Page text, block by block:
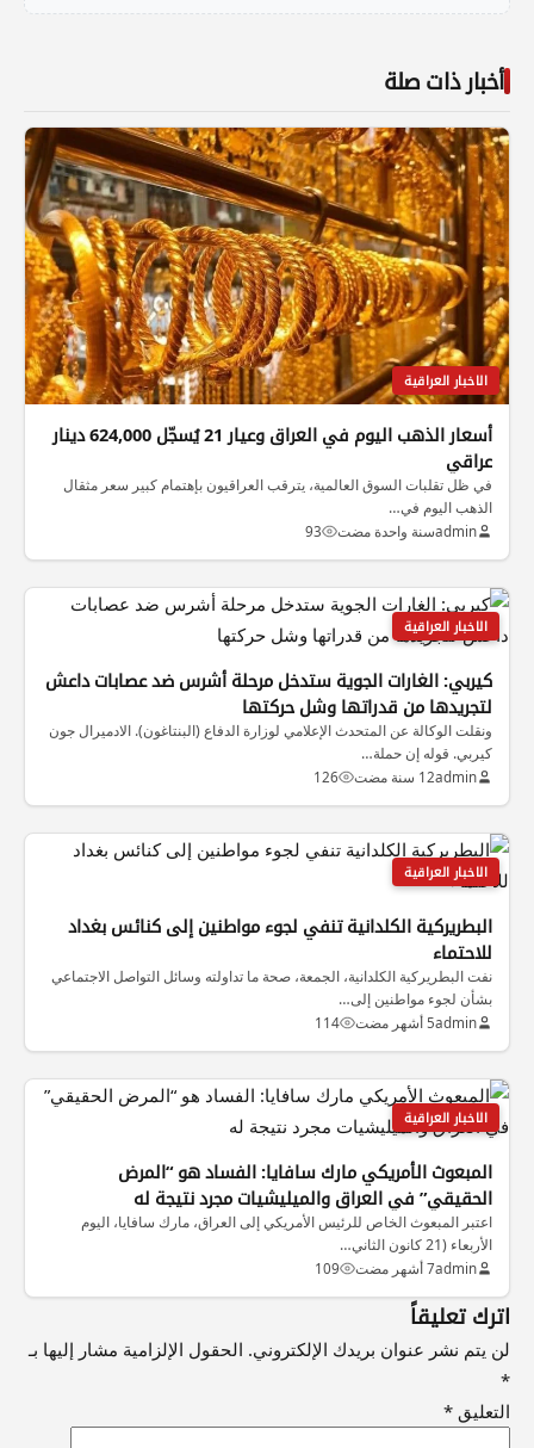
أخبار ذات صلة
الاخبار العراقية
أسعار الذهب اليوم في العراق وعيار 21 يُسجّل 624,000 دينار
عراقي
في ظل تقلبات السوق العالمية، يترقب العراقيون بإهتمام كبير سعر مثقال
الذهب اليوم في…
adminسنة واحدة مضت 93
الاخبار العراقية
كيربي: الغارات الجوية ستدخل مرحلة أشرس ضد عصابات داعش
لتجريدها من قدراتها وشل حركتها
ونقلت الوكالة عن المتحدث الإعلامي لوزارة الدفاع (البنتاغون). الادميرال جون
كيربي. قوله إن حملة…
admin12 سنة مضت 126
الاخبار العراقية
البطريركية الكلدانية تنفي لجوء مواطنين إلى كنائس بغداد
للاحتماء
نفت البطريركية الكلدانية، الجمعة، صحة ما تداولته وسائل التواصل الاجتماعي
بشأن لجوء مواطنين إلى…
admin5 أشهر مضت 114
الاخبار العراقية
المبعوث الأمريكي مارك سافايا: الفساد هو “المرض
الحقيقي” في العراق والميليشيات مجرد نتيجة له
اعتبر المبعوث الخاص للرئيس الأمريكي إلى العراق، مارك سافايا، اليوم
الأربعاء (21 كانون الثاني…
admin7 أشهر مضت 109
اترك تعليقاً
لن يتم نشر عنوان بريدك الإلكتروني. الحقول الإلزامية مشار إليها بـ
*
التعليق *